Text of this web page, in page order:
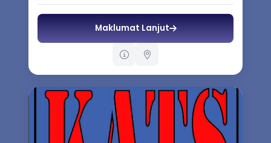
Maklumat Lanjut